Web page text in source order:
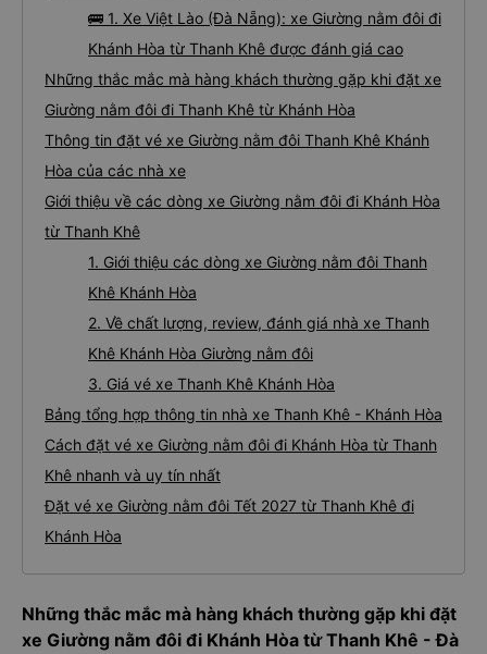
🚌 1. Xe Việt Lào (Đà Nẵng): xe Giường nằm đôi đi
Khánh Hòa từ Thanh Khê được đánh giá cao
Những thắc mắc mà hàng khách thường gặp khi đặt xe
Giường nằm đôi đi Thanh Khê từ Khánh Hòa
Thông tin đặt vé xe Giường nằm đôi Thanh Khê Khánh
Hòa của các nhà xe
Giới thiệu về các dòng xe Giường nằm đôi đi Khánh Hòa
từ Thanh Khê
1. Giới thiệu các dòng xe Giường nằm đôi Thanh
Khê Khánh Hòa
2. Về chất lượng, review, đánh giá nhà xe Thanh
Khê Khánh Hòa Giường nằm đôi
3. Giá vé xe Thanh Khê Khánh Hòa
Bảng tổng hợp thông tin nhà xe Thanh Khê - Khánh Hòa
Cách đặt vé xe Giường nằm đôi đi Khánh Hòa từ Thanh
Khê nhanh và uy tín nhất
Đặt vé xe Giường nằm đôi Tết 2027 từ Thanh Khê đi
Khánh Hòa
Những thắc mắc mà hàng khách thường gặp khi đặt
xe Giường nằm đôi đi Khánh Hòa từ Thanh Khê - Đà